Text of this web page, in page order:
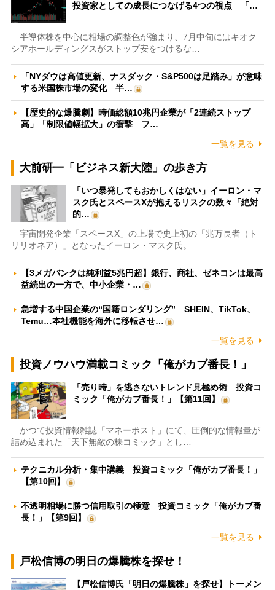
投資家としての成長につなげる4つの視点 「…
半導体株を中心に相場の調整色が強まり、7月中旬にはキオク
シアホールディングスがストップ安をつけるな…
「NYダウは高値更新、ナスダック・S&P500は足踏み」が意味
する米国株市場の変化 半…
【歴史的な爆騰劇】時価総額10兆円企業が「2連続ストップ
高」「制限値幅拡大」の衝撃 フ…
一覧を見る
大前研一「ビジネス新大陸」の歩き方
「いつ暴発してもおかしくはない」イーロン・マ
スク氏とスペースXが抱えるリスクの数々「絶対
的…
宇宙開発企業「スペースX」の上場で史上初の「兆万長者（ト
リリオネア）」となったイーロン・マスク氏。…
【3メガバンクは純利益5兆円超】銀行、商社、ゼネコンは最高
益続出の一方で、中小企業・…
急増する中国企業の“国籍ロンダリング” SHEIN、TikTok、
Temu…本社機能を海外に移転させ…
一覧を見る
投資ノウハウ満載コミック「俺がカブ番長！」
「売り時」を逃さないトレンド見極め術 投資コ
ミック「俺がカブ番長！」【第11回】
かつて投資情報雑誌「マネーポスト」にて、圧倒的な情報量が
詰め込まれた「天下無敵の株コミック」とし…
テクニカル分析・集中講義 投資コミック「俺がカブ番長！」
【第10回】
不透明相場に勝つ信用取引の極意 投資コミック「俺がカブ番
長！」【第9回】
一覧を見る
戸松信博の明日の爆騰株を探せ！
【戸松信博氏「明日の爆騰株」を探せ】トーメン